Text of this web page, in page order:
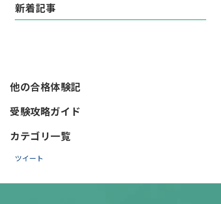
新着記事
他の合格体験記
受験攻略ガイド
カテゴリ一覧
ツイート